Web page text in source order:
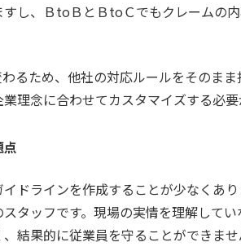
し、ＢtoＢとＢtoＣでもクレームの
るため、他社の対応ルールをそのま
理念に合わせてカスタマイズする必要
点
ドラインを作成することが少なくあ
タッフです。現場の実情を理解して
結果的に従業員を守ることができませ